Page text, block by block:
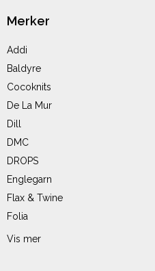
Merker
Addi
Baldyre
Cocoknits
De La Mur
Dill
DMC
DROPS
Englegarn
Flax & Twine
Folia
Vis mer